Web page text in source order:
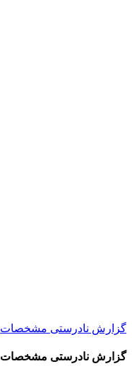
گزارش نادرستی مشخصات
گزارش نادرستی مشخصات